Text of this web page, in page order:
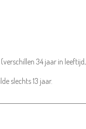
34 jaar in leeftijd,
slechts 13 jaar.